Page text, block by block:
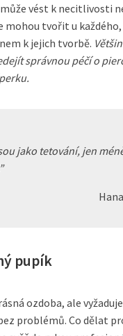
vést k necitlivosti
mohou tvořit u
k jejich tvorbě.
správnou péčí o
jako tetování, jen
pupík
ozdoba, ale
problémů. Co dělat